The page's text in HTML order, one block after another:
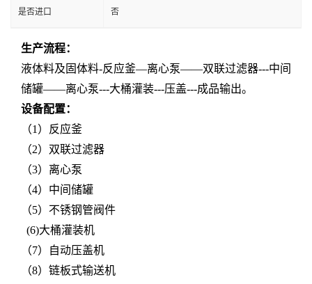
是否进口 否
生产流程：
液体料及固体料-反应釜—离心泵——双联过滤器---中间
储罐——离心泵---大桶灌装---压盖---成品输出。
设备配置：
（1）反应釜
（2）双联过滤器
（3）离心泵
（4） 中间储罐
（5）不锈钢管阀件
(6)大桶灌装机
（7）自动压盖机
（8）链板式输送机